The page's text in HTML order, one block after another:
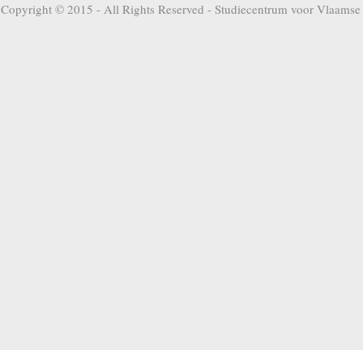
Copyright © 2015 - All Rights Reserved - Studiecentrum voor